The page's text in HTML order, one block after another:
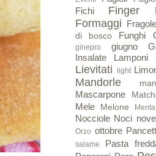
Fichi Finger
Formaggi Fragole
di bosco
Funghi
ginepro giugno
Insalate Lamponi
Lievitati light
Mandorle
Mascarpone
Mele
Melone Menta
Nocciole Noci
Orzo ottobre
salame
Pasta